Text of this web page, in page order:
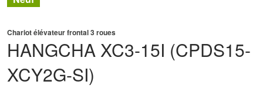
HANGCHA XC3-15I (CPDS15-
XCY2G-SI)
Chariot élévateur frontal 3 roues